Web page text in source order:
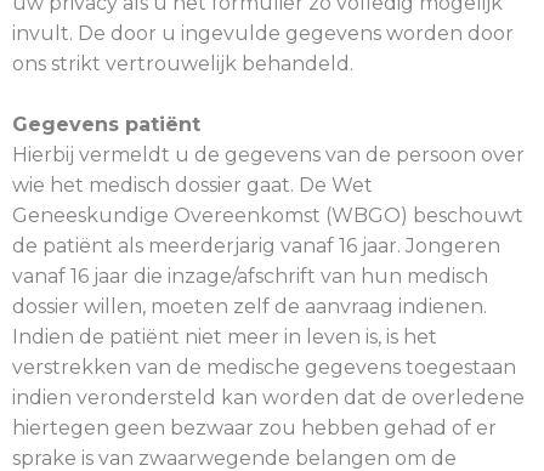
invult. De door u ingevulde gegevens worden door
ons strikt vertrouwelijk behandeld.
Gegevens patiënt
Hierbij vermeldt u de gegevens van de persoon over
wie het medisch dossier gaat. De Wet
Geneeskundige Overeenkomst (WBGO) beschouwt
de patiënt als meerderjarig vanaf 16 jaar. Jongeren
vanaf 16 jaar die inzage/afschrift van hun medisch
dossier willen, moeten zelf de aanvraag indienen.
Indien de patiënt niet meer in leven is, is het
verstrekken van de medische gegevens toegestaan
indien verondersteld kan worden dat de overledene
hiertegen geen bezwaar zou hebben gehad of er
sprake is van zwaarwegende belangen om de